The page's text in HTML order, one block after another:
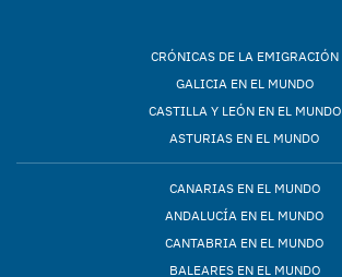
CRÓNICAS DE LA EMIGRACIÓN
GALICIA EN EL MUNDO
CASTILLA Y LEÓN EN EL MUNDO
ASTURIAS EN EL MUNDO
CANARIAS EN EL MUNDO
ANDALUCÍA EN EL MUNDO
CANTABRIA EN EL MUNDO
BALEARES EN EL MUNDO